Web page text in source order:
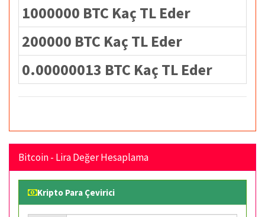
1000000 BTC Kaç TL Eder
200000 BTC Kaç TL Eder
0.00000013 BTC Kaç TL Eder
Bitcoin - Lira Değer Hesaplama
Kripto Para Çevirici